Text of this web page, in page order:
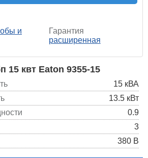
и
Гарантия
расширенная
15 квт Eaton 9355-15
15 кВА
13.5 кВт
0.9
3
380 В